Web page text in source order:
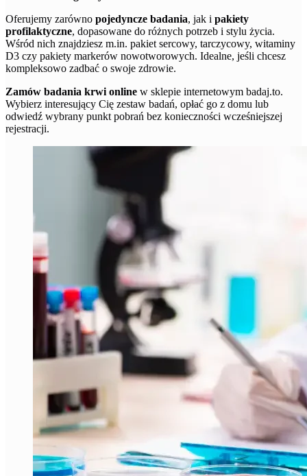
Oferujemy zarówno pojedyncze badania, jak i pakiety
profilaktyczne, dopasowane do różnych potrzeb i stylu życia.
Wśród nich znajdziesz m.in. pakiet sercowy, tarczycowy, witaminy
D3 czy pakiety markerów nowotworowych. Idealne, jeśli chcesz
kompleksowo zadbać o swoje zdrowie.
Zamów badania krwi online w sklepie internetowym badaj.to.
Wybierz interesujący Cię zestaw badań, opłać go z domu lub
odwiedź wybrany punkt pobrań bez konieczności wcześniejszej
rejestracji.